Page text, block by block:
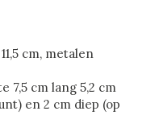
cm, metalen
7,5 cm lang 5,2 cm
en 2 cm diep (op